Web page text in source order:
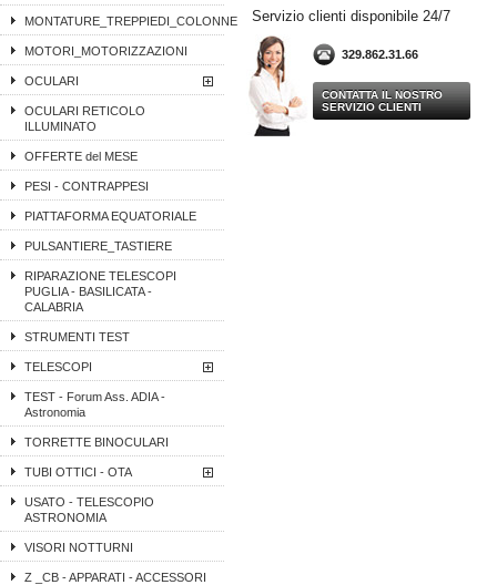
MONTATURE_TREPPIEDI_COLONNE
MOTORI_MOTORIZZAZIONI
OCULARI
OCULARI RETICOLO
ILLUMINATO
OFFERTE del MESE
PESI - CONTRAPPESI
PIATTAFORMA EQUATORIALE
PULSANTIERE_TASTIERE
RIPARAZIONE TELESCOPI
PUGLIA - BASILICATA -
CALABRIA
STRUMENTI TEST
TELESCOPI
TEST - Forum Ass. ADIA -
Astronomia
TORRETTE BINOCULARI
TUBI OTTICI - OTA
USATO - TELESCOPIO
ASTRONOMIA
VISORI NOTTURNI
Z _CB - APPARATI - ACCESSORI
Servizio clienti disponibile 24/7
329.862.31.66
CONTATTA IL NOSTRO
SERVIZIO CLIENTI